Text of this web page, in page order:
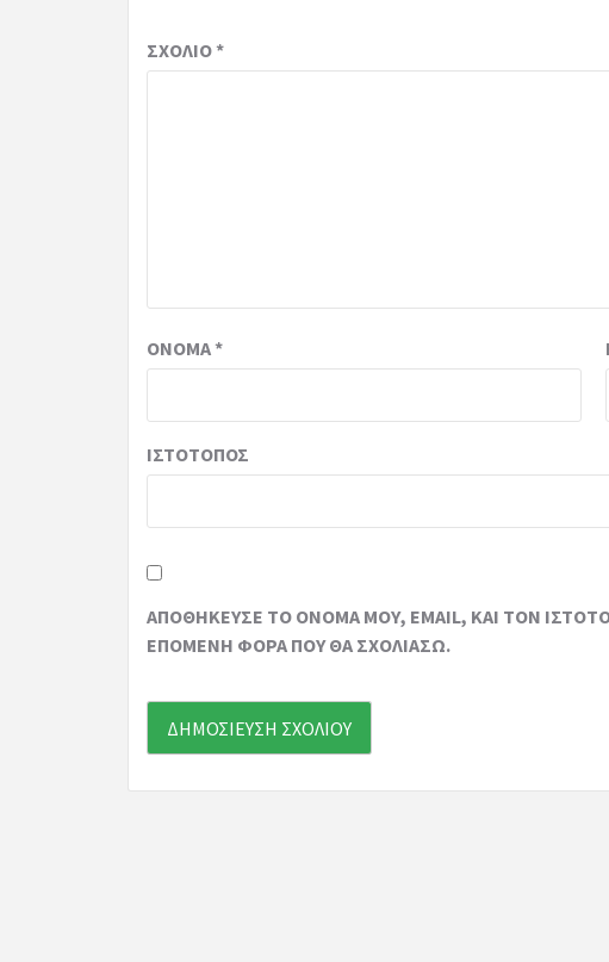
ΣΧΌΛΙΟ*
ΌΝΟΜΑ*
ΙΣΤΌΤΟΠΟΣ
ΑΠΟΘΉΚΕΥΣΕ ΤΟ ΌΝΟΜΆ ΜΟΥ, EMAIL, ΚΑΙ ΤΟΝ
ΕΠΌΜΕΝΗ ΦΟΡΆ ΠΟΥ ΘΑ ΣΧΟΛΙΆΣΩ.